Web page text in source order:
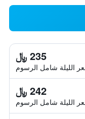
235 ﷼
الليلة شامل الرسوم
242 ﷼
الليلة شامل الرسوم